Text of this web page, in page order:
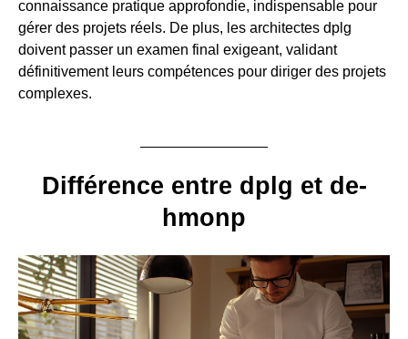
connaissance pratique approfondie, indispensable pour
gérer des projets réels. De plus, les architectes dplg
doivent passer un examen final exigeant, validant
définitivement leurs compétences pour diriger des projets
complexes.
Différence entre dplg et de-
hmonp